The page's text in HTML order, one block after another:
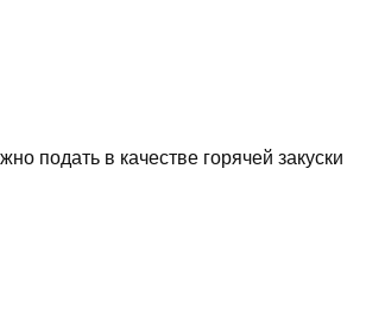
подать в качестве горячей закуски